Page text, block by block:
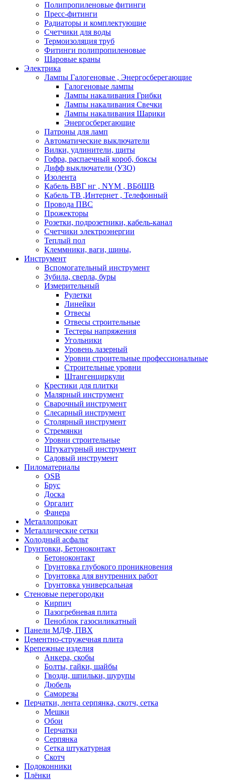
Полипропиленовые фитинги
Пресс-фитинги
Радиаторы и комплектующие
Счетчики для воды
Термоизоляция труб
Фитинги полипропиленовые
Шаровые краны
Электрика
Лампы Галогеновые , Энергосберегающие
Галогеновые лампы
Лампы накаливания Грибки
Лампы накаливания Свечки
Лампы накаливания Шарики
Энергосберегающие
Патроны для ламп
Автоматические выключатели
Вилки, удлинители, щиты
Гофра, распаечный короб, боксы
Дифф выключатели (УЗО)
Изолента
Кабель ВВГ нг , NYM , ВБбШВ
Кабель ТВ ,Интернет , Телефонный
Провода ПВС
Прожекторы
Розетки, подрозетники, кабель-канал
Счетчики электроэнергии
Теплый пол
Клеммники, ваги, шины,
Инструмент
Вспомогательный инструмент
Зубила, сверла, буры
Измерительный
Рулетки
Линейки
Отвесы
Отвесы строительные
Тестеры напряжения
Угольники
Уровень лазерный
Уровни строительные профессиональные
Строительные уровни
Штангенциркули
Крестики для плитки
Малярный инструмент
Сварочный инструмент
Слесарный инструмент
Столярный инструмент
Стремянки
Уровни строительные
Штукатурный инструмент
Садовый инструмент
Пиломатериалы
OSB
Брус
Доска
Оргалит
Фанера
Металлопрокат
Металлические сетки
Холодный асфальт
Грунтовки, Бетоноконтакт
Бетоноконтакт
Грунтовка глубокого проникновения
Грунтовка для внутренних работ
Грунтовка универсальная
Стеновые перегородки
Кирпич
Пазогребневая плита
Пеноблок газосиликатный
Панели МДФ, ПВХ
Цементно-стружечная плита
Крепежные изделия
Анкера, скобы
Болты, гайки, шайбы
Гвозди, шпильки, шурупы
Дюбель
Саморезы
Перчатки, лента серпянка, скотч, сетка
Мешки
Обои
Перчатки
Серпянка
Сетка штукатурная
Скотч
Подоконники
Плёнки